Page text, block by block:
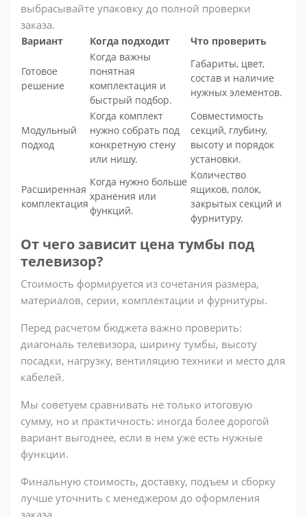
выбрасывайте упаковку до полной проверки
заказа.
Вариант Когда подходит Что проверить
Готовое
решение
Когда важны
понятная
комплектация и
быстрый подбор.
Габариты, цвет,
состав и наличие
нужных элементов.
Модульный
подход
Когда комплект
нужно собрать под
конкретную стену
или нишу.
Совместимость
секций, глубину,
высоту и порядок
установки.
Расширенная
комплектация
Когда нужно больше
хранения или
функций.
Количество
ящиков, полок,
закрытых секций и
фурнитуру.
От чего зависит цена тумбы под
телевизор?
Стоимость формируется из сочетания размера,
материалов, серии, комплектации и фурнитуры.
Перед расчетом бюджета важно проверить:
диагональ телевизора, ширину тумбы, высоту
посадки, нагрузку, вентиляцию техники и место для
кабелей.
Мы советуем сравнивать не только итоговую
сумму, но и практичность: иногда более дорогой
вариант выгоднее, если в нем уже есть нужные
функции.
Финальную стоимость, доставку, подъем и сборку
лучше уточнить с менеджером до оформления
заказа.